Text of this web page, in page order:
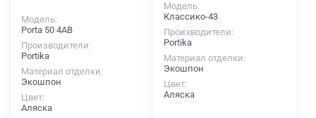
Модель
Porta 50 4AB
Производители
Portika
Материал отделки
Экошпон
Цвет
Аляска
Модель
Классико-43
Производители
Portika
Материал отделки
Экошпон
Цвет
Аляска